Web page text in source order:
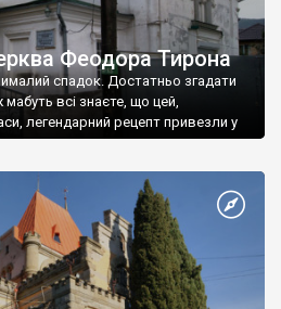
Феодора Тирона
спадок. Достатньо згадати
всі знаєте, що цей,
легендарний рецепт привезли у